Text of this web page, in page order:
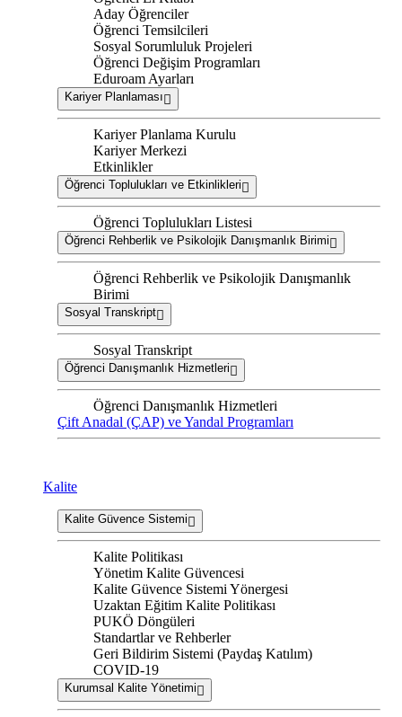
Aday Öğrenciler
Öğrenci Temsilcileri
Sosyal Sorumluluk Projeleri
Öğrenci Değişim Programları
Eduroam Ayarları
Kariyer Planlaması
Kariyer Planlama Kurulu
Kariyer Merkezi
Etkinlikler
Öğrenci Toplulukları ve Etkinlikleri
Öğrenci Toplulukları Listesi
Öğrenci Rehberlik ve Psikolojik Danışmanlık Birimi
Öğrenci Rehberlik ve Psikolojik Danışmanlık
Birimi
Sosyal Transkript
Sosyal Transkript
Öğrenci Danışmanlık Hizmetleri
Öğrenci Danışmanlık Hizmetleri
Çift Anadal (ÇAP) ve Yandal Programları
Kalite
Kalite Güvence Sistemi
Kalite Politikası
Yönetim Kalite Güvencesi
Kalite Güvence Sistemi Yönergesi
Uzaktan Eğitim Kalite Politikası
PUKÖ Döngüleri
Standartlar ve Rehberler
Geri Bildirim Sistemi (Paydaş Katılım)
COVID-19
Kurumsal Kalite Yönetimi